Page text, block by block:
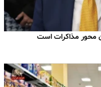
محور مذاکرات است